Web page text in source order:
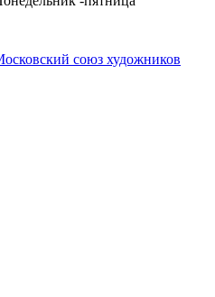
cоюз художников